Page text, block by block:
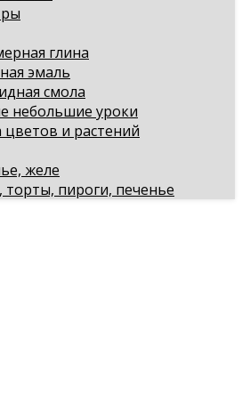
глина
эмаль
смола
небольшие уроки
и растений
желе
торты, пироги, печенье